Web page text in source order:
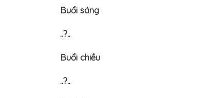
Buổi sáng
..?..
Buổi chiều
..?..